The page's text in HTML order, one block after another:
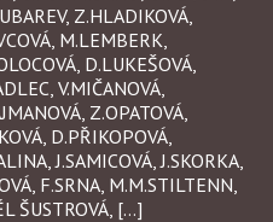
Z.HLADIKOVÁ,
M.LEMBERK,
D.LUKEŠOVÁ,
V.MIČANOVÁ,
Z.OPATOVÁ,
D.PŘIKOPOVÁ,
J.SAMICOVÁ, J.SKORKA,
F.SRNA, M.M.STILTENN,
ŠUSTROVÁ, […]